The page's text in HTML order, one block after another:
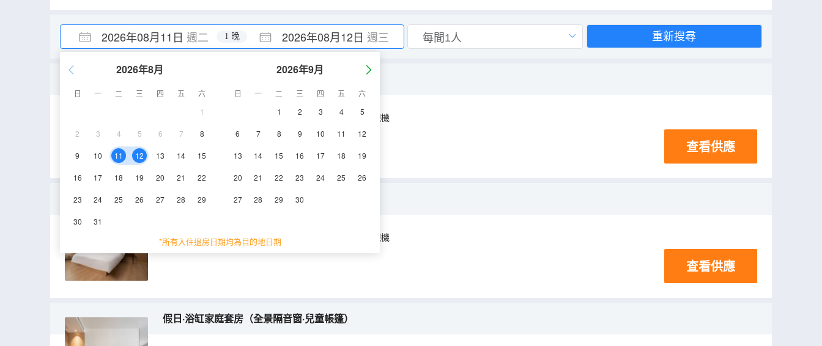
2026年08月11日 週二 2026年08月12日 週三
1 晚
2026年8月
日 一 二 三 四 五
六
1
2 3 4 5 6 7 8
9 10 11 12 13 14 15
16 17 18 19 20 21 22
23 24 25 26 27 28 29
30 31
2026年9月
日 一 二 三 四 五
六
1
2 3 4 5
6 7 8 9 10 11 12
13 14 15 16 17 18 19
20 21 22 23 24 25 26
27 28 29 30
*所有入住退房日期均為目的地日期
重新搜尋
假日·商務私享套房（全景隔音窗·會客大沙發）
48-55㎡ 空調 淋浴 電視機
查看供應
假日·陽光大床房（全景隔音窗·智能馬桶）
24-28㎡ 2-3層 空調 電視機
查看供應
假日·浴缸家庭套房（全景隔音窗·兒童帳篷）